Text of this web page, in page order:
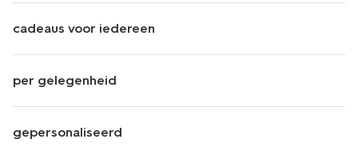
cadeaus voor iedereen
per gelegenheid
gepersonaliseerd